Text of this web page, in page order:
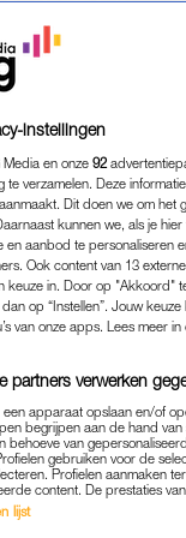
17-
instellingen
en onze 92
te verzamelen. Deze
Dit doen we om het
kunnen we, als je
en aanbod te personaliseren
Ook content van 13
keuze in. Door op "Akkoord"
op “Instellen”. Jouw
van onze apps. Lees meer
partners verwerken
apparaat opslaan en/of
begrijpen aan de hand
behoeve van
gebruiken voor de
Profielen aanmaken
content. De prestaties
lijst